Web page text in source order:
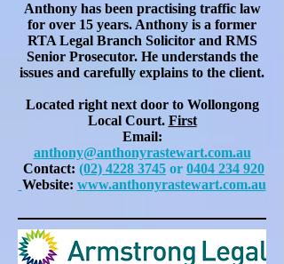
Anthony has been practising traffic law
for over 15 years. Anthony is a former
RTA Legal Branch Solicitor and RMS
Senior Prosecutor. He understands the
issues and carefully explains to the client.
Located right next door to Wollongong
Local Court. First
Email:
anthony@anthonyrastewart.com.au
Contact: (02) 4228 3745 or 0404 234 920
Website: www.anthonyrastewart.com.au